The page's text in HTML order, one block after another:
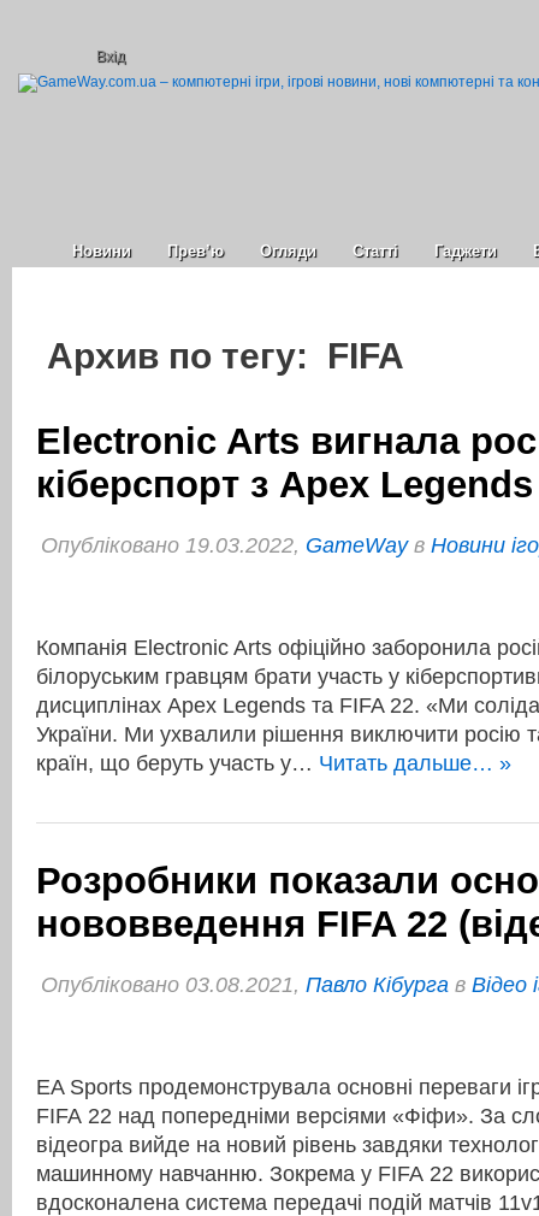
Вхід
Новини Прев’ю Огляди Статті Гаджети
Архив по тегу: FIFA
Electronic Arts вигнала
кіберспорт з Apex
Опубліковано 19.03.2022, GameWayв Новини
Компанія Electronic Arts офіційно заборонила
білоруським гравцям брати участь у
дисциплінах Apex Legends та FIFA 22. «Ми
України. Ми ухвалили рішення виключити росію
країн, що беруть участь у… Читать дальше… »
Розробники показали
нововведення FIFA 22
Опубліковано 03.08.2021, Павло Кібурга в Відео
EA Sports продемонструвала основні переваги
FIFA 22 над попередніми версіями «Фіфи». За
відеогра вийде на новий рівень завдяки
машинному навчанню. Зокрема у FIFA 22
вдосконалена система передачі подій матчів